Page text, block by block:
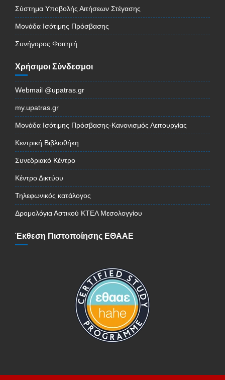
Σύστημα Υποβολής Αιτήσεων Στέγασης
Μονάδα Ισότιμης Πρόσβασης
Συνήγορος Φοιτητή
Χρήσιμοι Σύνδεσμοι
Webmail @upatras.gr
my.upatras.gr
Μονάδα Ισότιμης Πρόσβασης-Κανονισμός Λειτουργίας
Κεντρική Βιβλιοθήκη
Συνεδριακό Κέντρο
Κέντρο Δικτύου
Τηλεφωνικός κατάλογος
Δρομολόγια Αστικού ΚΤΕΛ Μεσολογγίου
Έκθεση Πιστοποίησης ΕΘΑΑΕ